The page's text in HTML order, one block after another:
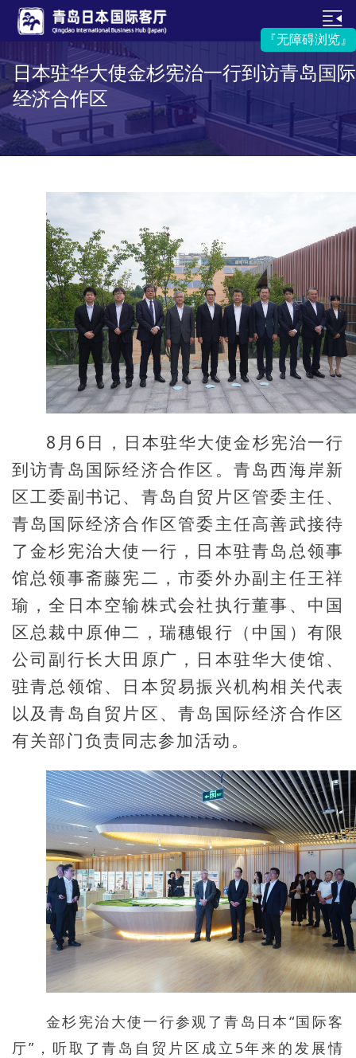
『无障碍浏览』
日本驻华大使金杉宪治一行到访青岛国际
经济合作区
8月6日，日本驻华大使金杉宪治一行
到访青岛国际经济合作区。青岛西海岸新
区工委副书记、青岛自贸片区管委主任、
青岛国际经济合作区管委主任高善武接待
了金杉宪治大使一行，日本驻青岛总领事
馆总领事斋藤宪二，市委外办副主任王祥
瑜，全日本空输株式会社执行董事、中国
区总裁中原伸二，瑞穗银行（中国）有限
公司副行长大田原广，日本驻华大使馆、
驻青总领馆、日本贸易振兴机构相关代表
以及青岛自贸片区、青岛国际经济合作区
有关部门负责同志参加活动。
金杉宪治大使一行参观了青岛日本“国际客
厅”，听取了青岛自贸片区成立5年来的发展情